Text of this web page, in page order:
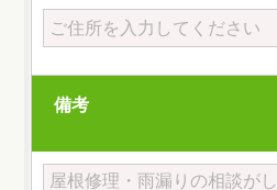
備考